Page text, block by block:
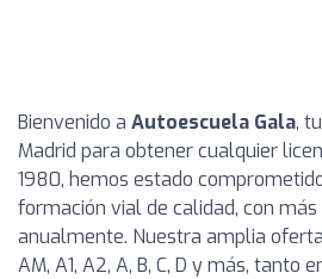
Bienvenido a Autoescuela Gala,
Madrid para obtener cualquier
1980, hemos estado
formación vial de calidad, con
anualmente. Nuestra amplia
AM, A1, A2, A, B, C, D y más, tanto